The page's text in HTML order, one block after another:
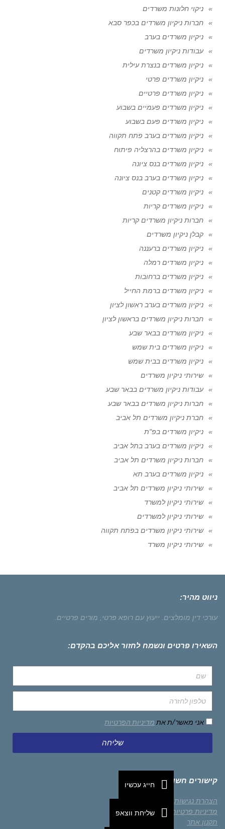
ניקוי חלונות משרדים
חברות ניקיון משרדים בכפר סבא
ניקיון משרדים בערב
עבודות ניקיון משרדים
ניקיון משרדים בנצרת עילית
ניקיון משרדים פרטי
ניקיון משרדים פרטיים
ניקיון משרדים פעמיים בשבוע
ניקיון משרדים פעם בשבוע
ניקיון משרדים בערב פתח תקווה
ניקיון משרדים בהרצליה פיתוח
ניקיון משרדים בנס ציונה
ניקיון משרדים בערב בנס ציונה
ניקיון משרדים קטנים
ניקיון משרדים קריות
חברות ניקיון משרדים קריות
קבלן ניקיון משרדים
ניקיון משרדים ברעננה
ניקיון משרדים רמלה
ניקיון משרדים ברחובות
ניקיון משרדים ברמת החייל
ניקיון משרדים בערב ראשון לציון
חברות ניקיון משרדים בראשון לציון
ניקיון משרדים בבאר שבע
ניקיון משרדים בית שמש
ניקיון משרדים בבית שמש
שירותי ניקיון משרדים
עבודות ניקיון משרדים בבאר שבע
חברות ניקיון משרדים בבאר שבע
חברת ניקיון משרדים תל אביב
ניקיון משרדים בפ"ת
ניקיון משרדים בערב בתל אביב
חברות ניקיון משרדים תל אביב
ניקיון משרדים בערב תא
שירותי ניקיון משרדים תל אביב
שירותי ניקיון למשרד
שירותי ניקיון למשרדים
שירותי ניקיון משרדים בפתח תקווה
שירותי ניקיון משרד
ניווט מהיר:
עורכי דין מומלצים. ייעוץ עם רופא פרטי, מורים פרטיים.
השאירו פרטים ונשמח לחזור אליכם בהקדם:
אני מאשר/ת את מדיניות הפרטיות
שליחה
קישורים חשובים
הצהרת נגישות
מדיניות פרטיות
תקנון אתר
חייג עכשיו
שליחת ווצאפ